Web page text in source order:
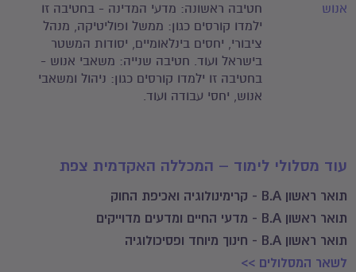
אנוש
חטיבה ראשונה: מדעי המדינה - בחטיבה זו
ילמדו קורסים כגון: ממשל ופוליטיקה, מנהל
ציבורי, יחסים בינלאומיים, יסודות המשטר
בישראל ועוד. חטיבה שנייה: משאבי אנוש -
בחטיבה זו ילמדו קורסים כגון: ניהול ומשאבי
אנוש, יחסי עבודה ועוד.
עוד מסלולי לימוד – המכללה האקדמית צפת
תואר ראשון B.A - קרימינולוגיה ואכיפת החוק
תואר ראשון B.A - מדעי החיים ומדעים מדוייקים
תואר ראשון B.A - חינוך מיוחד ופסיכולוגיה
לשאר המסלולים >>